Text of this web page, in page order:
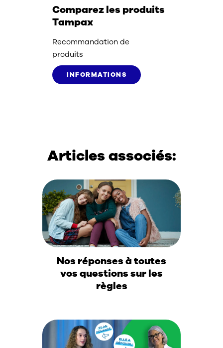
Comparez les produits
Tampax
Recommandation de
produits
INFORMATIONS
Articles associés:
Nos réponses à toutes
vos questions sur les
règles